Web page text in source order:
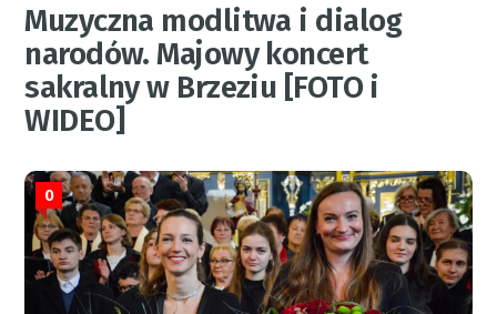
Muzyczna modlitwa i dialog
narodów. Majowy koncert
sakralny w Brzeziu [FOTO i
WIDEO]
0